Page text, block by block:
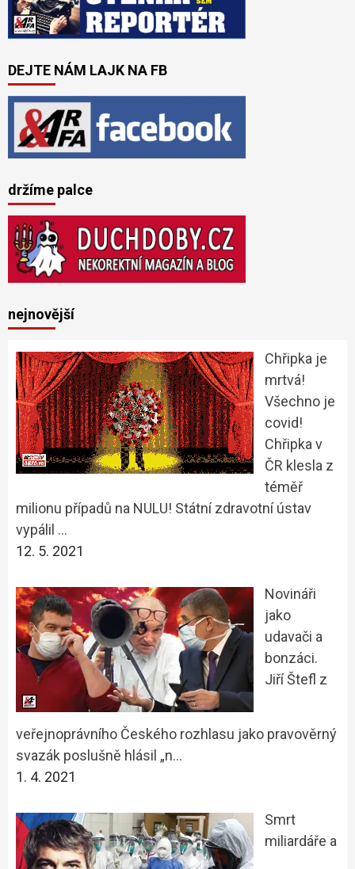
DEJTE NÁM LAJK NA FB
držíme palce
nejnovější
Chřipka je
mrtvá!
Všechno je
covid!
Chřipka v
ČR klesla z
téměř
milionu případů na NULU! Státní zdravotní ústav
vypálil …
12. 5. 2021
Novináři
jako
udavači a
bonzáci.
Jiří Štefl z
veřejnoprávního Českého rozhlasu jako pravověrný
svazák poslušně hlásil „n…
1. 4. 2021
Smrt
miliardáře a